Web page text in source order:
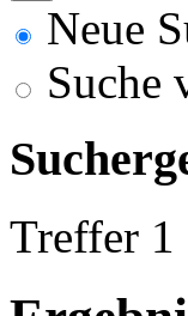
Neue
Suche
Treffer 1